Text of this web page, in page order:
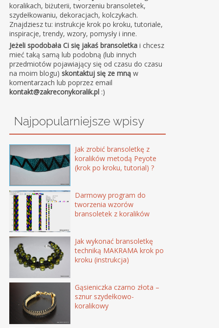
koralikach, biżuterii, tworzeniu bransoletek,
szydełkowaniu, dekoracjach, kolczykach.
Znajdziesz tu: instrukcje krok po kroku, tutoriale,
inspiracje, trendy, wzory, pomysły i inne.
Jeżeli spodobała Ci się jakaś bransoletka i chcesz
mieć taką samą lub podobną (lub innych
przedmiotów pojawiający się od czasu do czasu
na moim blogu)skontaktuj się ze mną w
komentarzach lub poprzez email
kontakt@zakreconykoralik.pl :)
Najpopularniejsze wpisy
Jak zrobić bransoletkę z
koralików metodą Peyote
(krok po kroku, tutorial) ?
Darmowy program do
tworzenia wzorów
bransoletek z koralików
Jak wykonać bransoletkę
techniką MAKRAMA krok po
kroku (instrukcja)
Gąsieniczka czarno złota –
sznur szydełkowo-
koralikowy